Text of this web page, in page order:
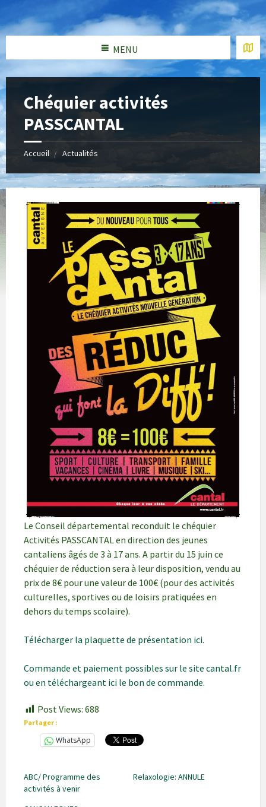
MENU
Chéquier activités
PASSCANTAL
Accueil Actualités
Le Conseil départemental reconduit le chéquier
Activités PASSCANTAL en direction des jeunes
cantaliens âgés de 3 à 17 ans. A partir du 15 juin ce
chéquier de réduction sera à leur disposition, vendu au
prix de 8€ pour une valeur de 100€ (pour des activités
culturelles, sportives ou de loisirs pratiquées en
dehors du temps scolaire).
Télécharger la plaquette de présentation ici.
Commande et paiement possibles sur le site cantal.fr
ou en téléchargeant ici le bon de commande.
Post Views: 688
Partager :
WhatsApp
ABC/ Programme des
activités à venir
Relaxologie: ANNULE